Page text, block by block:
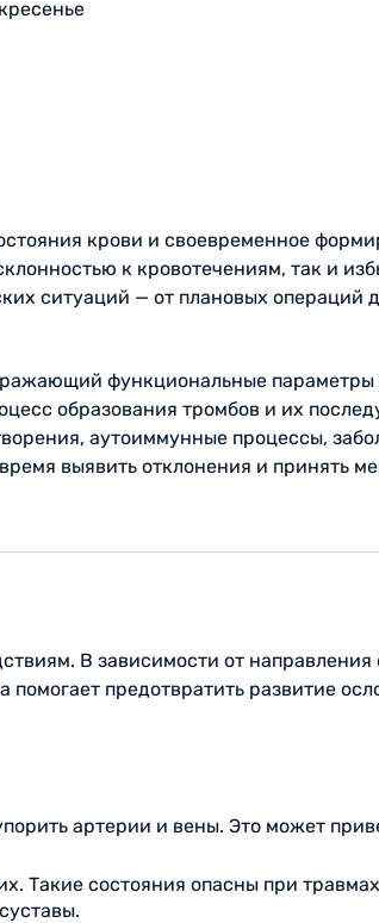
крови и своевременное
к кровотечениям, так и
ситуаций — от плановых операций
функциональные
образования тромбов и их
аутоиммунные процессы,
выявить отклонения и принять
В зависимости от направления
предотвратить развитие
артерии и вены. Это может
Такие состояния опасны при